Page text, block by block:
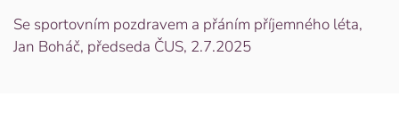
Se sportovním pozdravem a přáním příjemného léta,
Jan Boháč, předseda ČUS, 2.7.2025